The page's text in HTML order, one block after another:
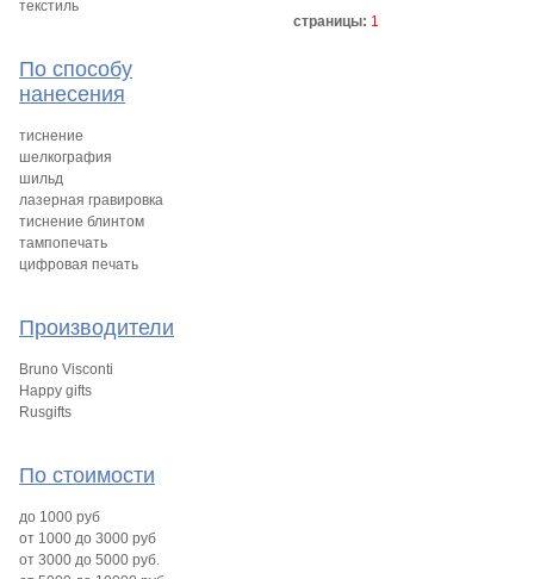
текстиль
По способу
нанесения
тиснение
шелкография
шильд
лазерная гравировка
тиснение блинтом
тампопечать
цифровая печать
Производители
Bruno Visconti
Happy gifts
Rusgifts
По стоимости
до 1000 руб
от 1000 до 3000 руб
от 3000 до 5000 руб.
страницы: 1